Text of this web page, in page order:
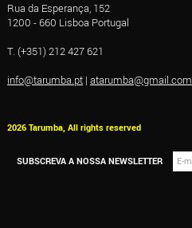
Rua da Esperança, 152
1200 - 660 Lisboa Portugal
T. (+351) 212 427 621
info@tarumba.pt| atarumba@gmail.com
2026 Tarumba, All rights reserved
SUBSCREVA A NOSSA NEWSLETTER